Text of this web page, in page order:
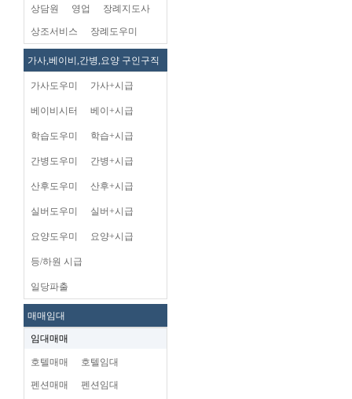
상담원 영업 장례지도사
상조서비스 장례도우미
가사,베이비,간병,요양 구인구직
가사도우미 가사+시급
베이비시터 베이+시급
학습도우미 학습+시급
간병도우미 간병+시급
산후도우미 산후+시급
실버도우미 실버+시급
요양도우미 요양+시급
등/하원 시급
일당파출
매매임대
임대매매
호텔매매 호텔임대
펜션매매 펜션임대